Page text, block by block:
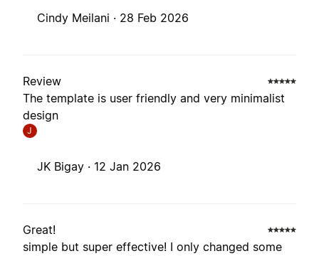
Cindy Meilani · 28 Feb 2026
Review
The template is user friendly and very minimalist
design
J
JK Bigay · 12 Jan 2026
Great!
simple but super effective! I only changed some